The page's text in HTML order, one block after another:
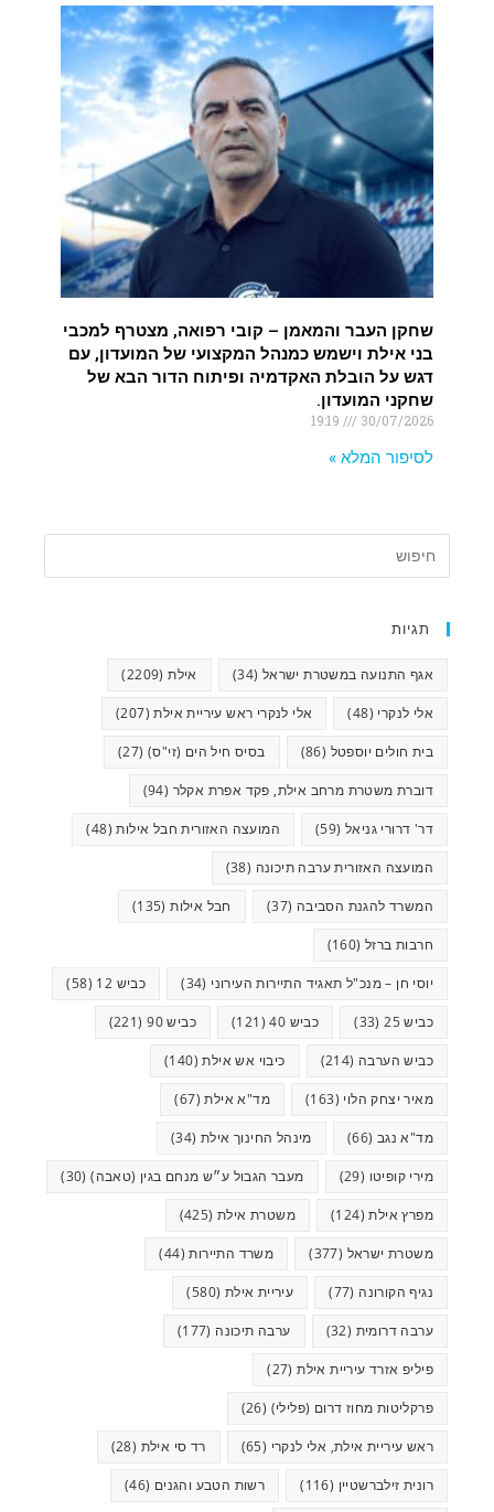
שחקן העבר והמאמן – קובי רפואה, מצטרף למכבי
בני אילת וישמש כמנהל המקצועי של המועדון, עם
דגש על הובלת האקדמיה ופיתוח הדור הבא של
שחקני המועדון.
30/07/2026
לסיפור המלא »
תגיות
אגף התנועה במשטרת ישראל (34) אילת(2209)
אלי לנקרי (48) אלי לנקרי ראש עיריית אילת(207)
בית חולים יוספטל (86) בסיס חיל הים (זי"ס) (27)
דוברת משטרת מרחב אילת, פקד אפרת אקלר (94)
דר' דרורי גניאל (59) המועצה האזורית חבל אילות(48)
המועצה האזורית ערבה תיכונה (38)
המשרד להגנת הסביבה (37) חבל אילות(135)
חרבות ברזל (160)
יוסי חן – מנכ"ל תאגיד התיירות העירוני (34) כביש 12 (58)
כביש 25 (33) כביש 40 (121) כביש 90 (221)
כביש הערבה (214) כיבוי אש אילת(140)
מאיר יצחק הלוי (163) מד"א אילת(67)
מד"א נגב (66) מינהל החינוך אילת (34)
מירי קופיטו (29) מעבר הגבול ע״ש מנחם בגין (טאבה)(30)
מפרץ אילת(124) משטרת אילת (425)
משטרת ישראל (377) משרד התיירות(44)
נגיף הקורונה (77) עיריית אילת (580)
ערבה דרומית (32) ערבה תיכונה (177)
פיליפ אזרד עיריית אילת(27)
פרקליטות מחוז דרום (פלילי) (26)
ראש עיריית אילת, אלי לנקרי (65) רד סי אילת (28)
רונית זילברשטיין (116) רשות הטבע והגנים (46)